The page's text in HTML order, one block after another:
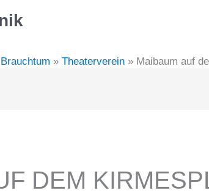
Theaterverein Maibaum auf
DEM